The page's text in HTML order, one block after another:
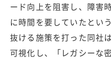
ード向上を阻害し、障害
に時間を要していたとい
抜ける施策を打った同社
可視化し、「レガシーな